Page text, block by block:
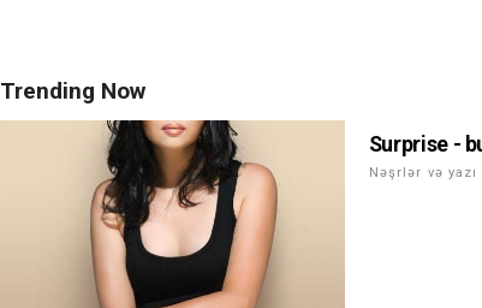
Trending Now
Surprise -
Nəşrlər və